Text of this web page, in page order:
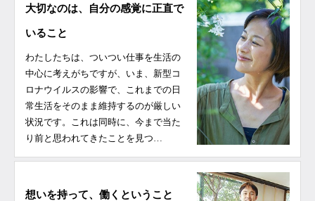
大切なのは、自分の感覚に正直で
いること
わたしたちは、ついつい仕事を生活の
中心に考えがちですが、いま、新型コ
ロナウイルスの影響で、これまでの日
常生活をそのまま維持するのが厳しい
状況です。これは同時に、今まで当た
り前と思われてきたことを見つ…
想いを持って、働くということ